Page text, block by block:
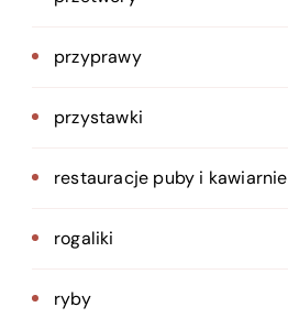
przyprawy
przystawki
restauracje puby i kawiarnie
rogaliki
ryby